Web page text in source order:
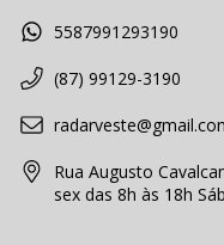
5587991293190
(87) 99129-3190
Rua Augusto
sex das 8h às 18h